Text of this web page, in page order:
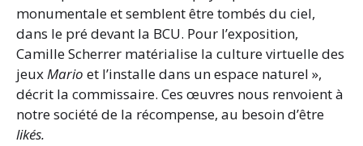
monumentale et semblent être tombés du ciel,
dans le pré devant la BCU. Pour l’exposition,
Camille Scherrer matérialise la culture virtuelle des
jeuxMario et l’installe dans un espace naturel »,
décrit la commissaire. Ces œuvres nous renvoient à
notre société de la récompense, au besoin d’être
likés.